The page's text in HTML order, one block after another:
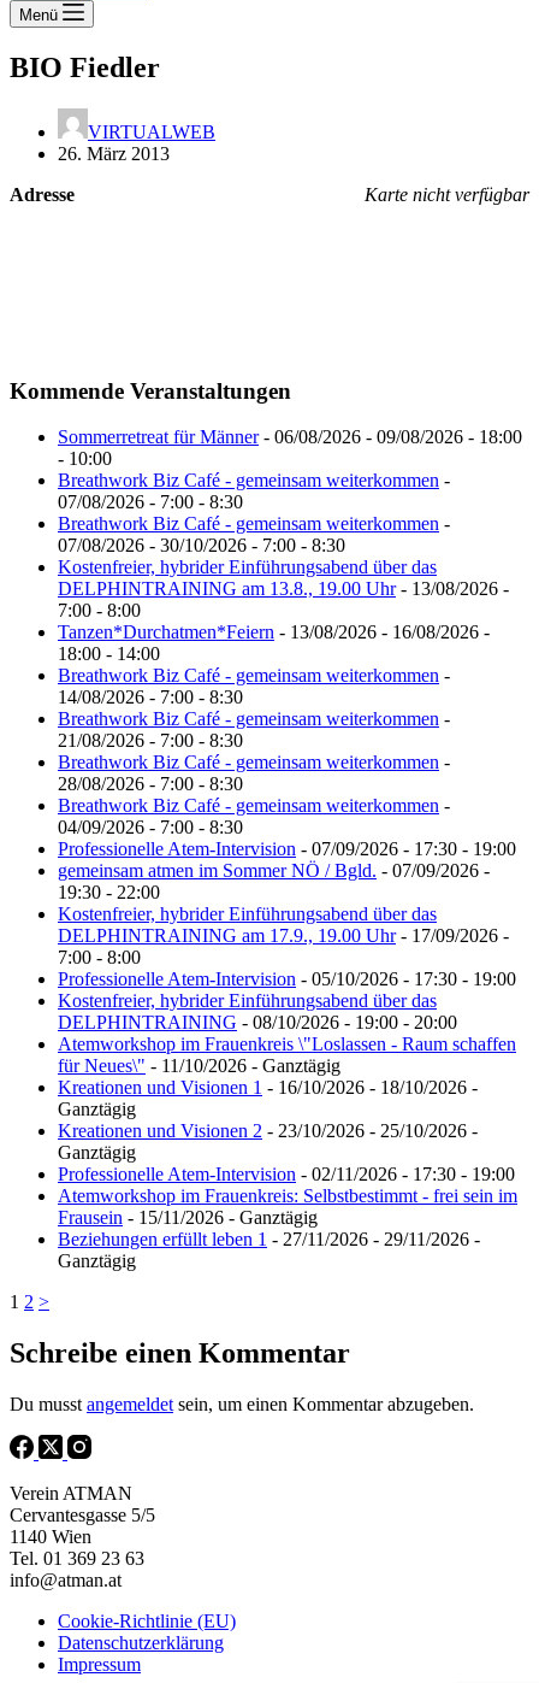
Menü
BIO Fiedler
VIRTUALWEB
26. März 2013
Karte nicht verfügbar
Adresse
Kommende Veranstaltungen
Sommerretreat für Männer- 06/08/2026 - 09/08/2026 - 18:00
- 10:00
Breathwork Biz Café - gemeinsam weiterkommen -
07/08/2026 - 7:00 - 8:30
Breathwork Biz Café - gemeinsam weiterkommen -
07/08/2026 - 30/10/2026 - 7:00 - 8:30
Kostenfreier, hybrider Einführungsabend über das
DELPHINTRAINING am 13.8., 19.00 Uhr- 13/08/2026 -
7:00 - 8:00
Tanzen*Durchatmen*Feiern - 13/08/2026 - 16/08/2026 -
18:00 - 14:00
Breathwork Biz Café - gemeinsam weiterkommen -
14/08/2026 - 7:00 - 8:30
Breathwork Biz Café - gemeinsam weiterkommen -
21/08/2026 - 7:00 - 8:30
Breathwork Biz Café - gemeinsam weiterkommen -
28/08/2026 - 7:00 - 8:30
Breathwork Biz Café - gemeinsam weiterkommen -
04/09/2026 - 7:00 - 8:30
Professionelle Atem-Intervision - 07/09/2026 - 17:30 - 19:00
gemeinsam atmen im Sommer NÖ / Bgld. - 07/09/2026 -
19:30 - 22:00
Kostenfreier, hybrider Einführungsabend über das
DELPHINTRAINING am 17.9., 19.00 Uhr- 17/09/2026 -
7:00 - 8:00
Professionelle Atem-Intervision - 05/10/2026 - 17:30 - 19:00
Kostenfreier, hybrider Einführungsabend über das
DELPHINTRAINING - 08/10/2026 - 19:00 - 20:00
Atemworkshop im Frauenkreis \"Loslassen - Raum schaffen
für Neues\" - 11/10/2026 - Ganztägig
Kreationen und Visionen 1 - 16/10/2026 - 18/10/2026 -
Ganztägig
Kreationen und Visionen 2 - 23/10/2026 - 25/10/2026 -
Ganztägig
Professionelle Atem-Intervision - 02/11/2026 - 17:30 - 19:00
Atemworkshop im Frauenkreis: Selbstbestimmt - frei sein im
Frausein - 15/11/2026 - Ganztägig
Beziehungen erfüllt leben 1 - 27/11/2026 - 29/11/2026 -
Ganztägig
1 2 >
Schreibe einen Kommentar
Du musst angemeldet sein, um einen Kommentar abzugeben.
Verein ATMAN
Cervantesgasse 5/5
1140 Wien
Tel. 01 369 23 63
info@atman.at
Cookie-Richtlinie (EU)
Datenschutzerklärung
Impressum